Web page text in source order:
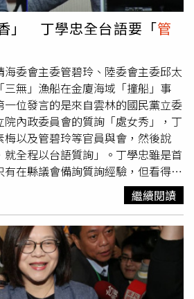
乾乾淨淨的市政，不是不乾不淨的粉
委會回應，白邦廷專業且受長官肯
。
有問題，他的邏輯本身就有問題。除
好，如果你真心要發展，我就問：
的海洋這些重鎮上面，你做了哪些
海巡在金門都是小小船？都是CT
門就沒有一個像樣的碼頭嘛！最大
只有3個碼頭，因為金門整個島嶼
島廈門是不一樣，廈門是一個極好
灣這一帶，自古以來就是重要的港
雲集，因為這是天然的港口，好
門是有沙灘的，所以早期金門是要靠
「我們現在國軍佈建在金門的是什
重要的是幹嘛？幫忙運補，不是登陸
島。所以你海委會做了一年多，你
！講白了就是出事了突然發現說：
能？這種感覺，突然管媽
如夢初
現有機可趁，她想要表現啊！搞不
？搞不好可以在賴政府裡面，又得到
」 丁學忠全台語要「管
委會主委管碧玲、陸委會主委邱太
三無」漁船在金廈海域「撞船」事
位發言的是來自雲林的國民黨立委
內政委員會的質詢「處女秀」，丁
以及管碧玲等官員與會，然後說
就全程以台語質詢」。丁學忠雖是首
在縣議會備詢質詢經驗，但看得出
且面對在金門撞船事件中立場強硬、
主委「
」管碧玲，整場質詢頗
氣勢，不僅沒有被不斷跳針答詢的
為堅持管碧玲應先對立院公開道
質詢稿都沒用，就直接口頭質詢。
為何對金門撞船表態都只有「臉書
面說明？管碧玲則也用台語解釋，為
繼續閱讀